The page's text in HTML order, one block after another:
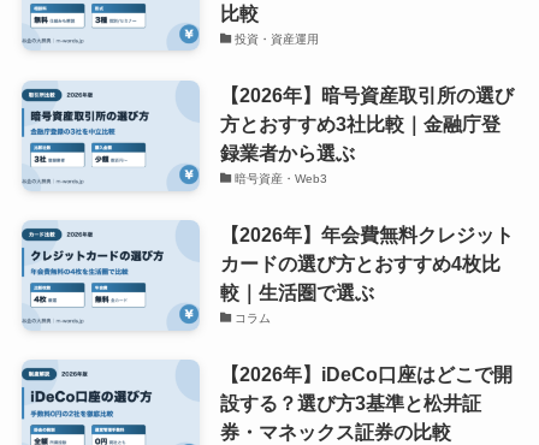
比較
投資・資産運用
【2026年】暗号資産取引所の選び
方とおすすめ3社比較｜金融庁登
録業者から選ぶ
暗号資産・Web3
【2026年】年会費無料クレジット
カードの選び方とおすすめ4枚比
較｜生活圏で選ぶ
コラム
【2026年】iDeCo口座はどこで開
設する？選び方3基準と松井証
券・マネックス証券の比較